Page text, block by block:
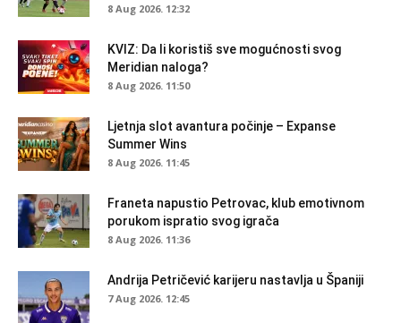
8 Aug 2026. 12:32
KVIZ: Da li koristiš sve mogućnosti svog
Meridian naloga?
8 Aug 2026. 11:50
Ljetnja slot avantura počinje – Expanse
Summer Wins
8 Aug 2026. 11:45
Franeta napustio Petrovac, klub emotivnom
porukom ispratio svog igrača
8 Aug 2026. 11:36
Andrija Petričević karijeru nastavlja u Španiji
7 Aug 2026. 12:45